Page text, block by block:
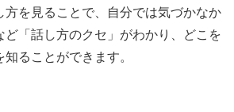
方を見ることで、自分では気づかなか
ど「話し方のクセ」がわかり、どこを
ることができます。